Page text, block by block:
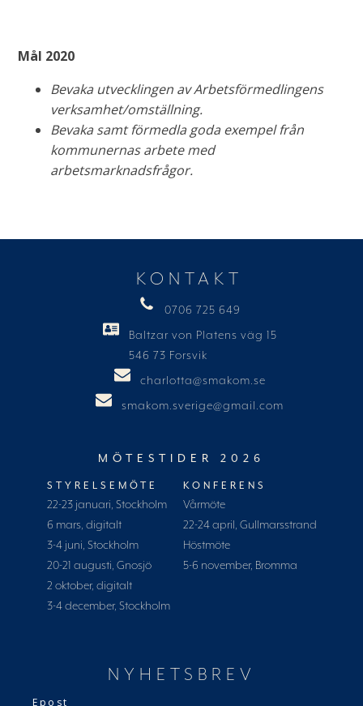
Mål 2020
Bevaka utvecklingen av Arbetsförmedlingens
verksamhet/omställning.
Bevaka samt förmedla goda exempel från
kommunernas arbete med
arbetsmarknadsfrågor.
KONTAKT
0706 725 649
Baltzar von Platens väg 15
546 73 Forsvik
charlotta@smakom.se
smakom.sverige@gmail.com
MÖTESTIDER 2026
STYRELSEMÖTE
22-23 januari, Stockholm
6 mars, digitalt
3-4 juni, Stockholm
20-21 augusti, Gnosjö
2 oktober, digitalt
3-4 december, Stockholm
KONFERENS
Vårmöte
22-24 april, Gullmarsstrand
Höstmöte
5-6 november, Bromma
NYHETSBREV
Epost